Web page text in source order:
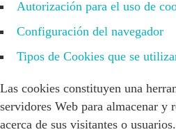
Autorización para el uso de
Configuración del navegador
Tipos de Cookies que se
Las cookies constituyen una
servidores Web para almacenar y
acerca de sus visitantes o